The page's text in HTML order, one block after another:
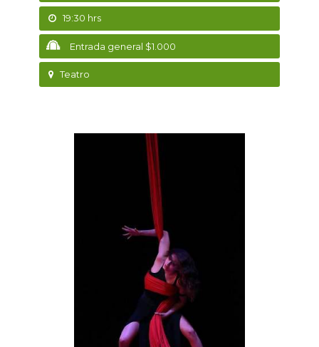
19:30 hrs
Entrada general $1.000
Teatro